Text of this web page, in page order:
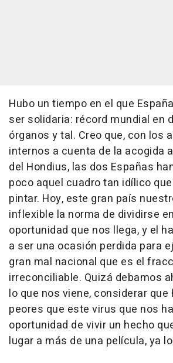
Hubo un tiempo en el que
ser solidaria: récord mundial en
órganos y tal. Creo que, con los
internos a cuenta de la acogida
del Hondius, las dos Españas
poco aquel cuadro tan idílico
pintar. Hoy, este gran país
inflexible la norma de dividirse
oportunidad que nos llega, y el
a ser una ocasión perdida para
gran mal nacional que es el
irreconciliable. Quizá debamos
lo que nos viene, considerar
peores que este virus que nos
oportunidad de vivir un hecho
lugar a más de una película, ya